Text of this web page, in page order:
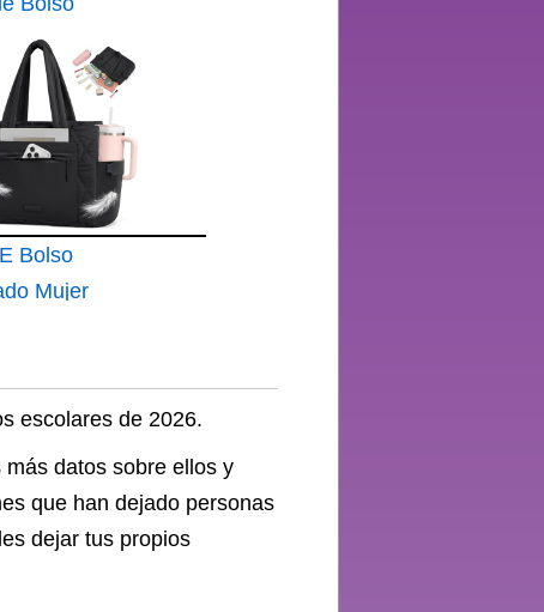
para
para
Bolso
Mujer
escolares de 2026.
datos sobre ellos y
que han dejado personas
dejar tus propios